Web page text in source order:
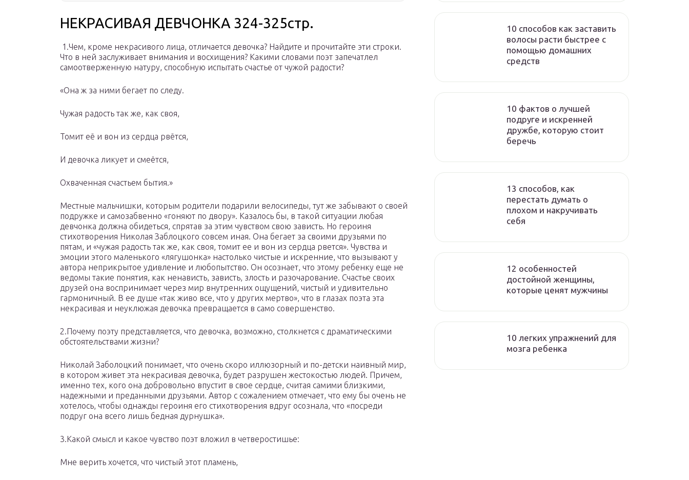
НЕКРАСИВАЯ ДЕВЧОНКА 324-325стр.
1.Чем, кроме некрасивого лица, отличается девочка? Найдите и прочитайте эти строки.
Что в ней заслуживает внимания и восхищения? Какими словами поэт запечатлел
самоотверженную натуру, способную испытать счастье от чужой радости?
«Она ж за ними бегает по следу.
Чужая радость так же, как своя,
Томит её и вон из сердца рвётся,
И девочка ликует и смеётся,
Охваченная счастьем бытия.»
Местные мальчишки, которым родители подарили велосипеды, тут же забывают о своей
подружке и самозабвенно «гоняют по двору». Казалось бы, в такой ситуации любая
девчонка должна обидеться, спрятав за этим чувством свою зависть. Но героиня
стихотворения Николая Заблоцкого совсем иная. Она бегает за своими друзьями по
пятам, и «чужая радость так же, как своя, томит ее и вон из сердца рвется». Чувства и
эмоции этого маленького «лягушонка» настолько чистые и искренние, что вызывают у
автора неприкрытое удивление и любопытство. Он осознает, что этому ребенку еще не
ведомы такие понятия, как ненависть, зависть, злость и разочарование. Счастье своих
друзей она воспринимает через мир внутренних ощущений, чистый и удивительно
гармоничный. В ее душе «так живо все, что у других мертво», что в глазах поэта эта
некрасивая и неуклюжая девочка превращается в само совершенство.
2.Почему поэту представляется, что девочка, возможно, столкнется с драматическими
обстоятельствами жизни?
Николай Заболоцкий понимает, что очень скоро иллюзорный и по-детски наивный мир,
в котором живет эта некрасивая девочка, будет разрушен жестокостью людей. Причем,
именно тех, кого она добровольно впустит в свое сердце, считая самими близкими,
надежными и преданными друзьями. Автор с сожалением отмечает, что ему бы очень не
хотелось, чтобы однажды героиня его стихотворения вдруг осознала, что «посреди
подруг она всего лишь бедная дурнушка».
3.Какой смысл и какое чувство поэт вложил в четверостишье:
Мне верить хочется, что чистый этот пламень,
10 способов как заставить
волосы расти быстрее с
помощью домашних
средств
10 фактов о лучшей
подруге и искренней
дружбе, которую стоит
беречь
13 способов, как
перестать думать о
плохом и накручивать
себя
12 особенностей
достойной женщины,
которые ценят мужчины
10 легких упражнений для
мозга ребенка